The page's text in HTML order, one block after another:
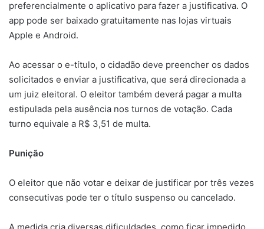
preferencialmente o aplicativo para fazer a justificativa. O
app pode ser baixado gratuitamente nas lojas virtuais
Apple e Android.
Ao acessar o e-título, o cidadão deve preencher os dados
solicitados e enviar a justificativa, que será direcionada a
um juiz eleitoral. O eleitor também deverá pagar a multa
estipulada pela ausência nos turnos de votação. Cada
turno equivale a R$ 3,51 de multa.
Punição
O eleitor que não votar e deixar de justificar por três vezes
consecutivas pode ter o título suspenso ou cancelado.